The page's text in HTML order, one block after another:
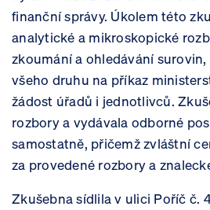
finanční správy. Úkolem této
analytické a mikroskopické
zkoumání a ohledávání
všeho druhu na příkaz
žádost úřadů i jednotlivců.
rozbory a vydávala odborné
samostatně, přičemž zvláštní
za provedené rozbory a
Zkušebna sídlila v ulici Poříč č.